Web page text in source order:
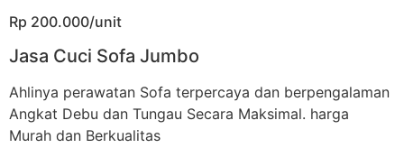
Rp 200.000/unit
Jasa Cuci Sofa Jumbo
Ahlinya perawatan Sofa terpercaya dan berpengalaman
Angkat Debu dan Tungau Secara Maksimal. harga
Murah dan Berkualitas